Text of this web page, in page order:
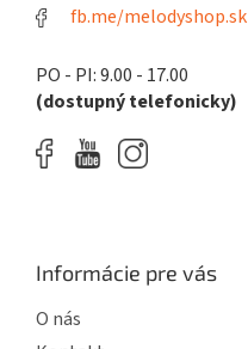
fb.me/melodyshop.sk
PO - PI: 9.00 - 17.00
(dostupný telefonicky)
Informácie pre vás
O nás